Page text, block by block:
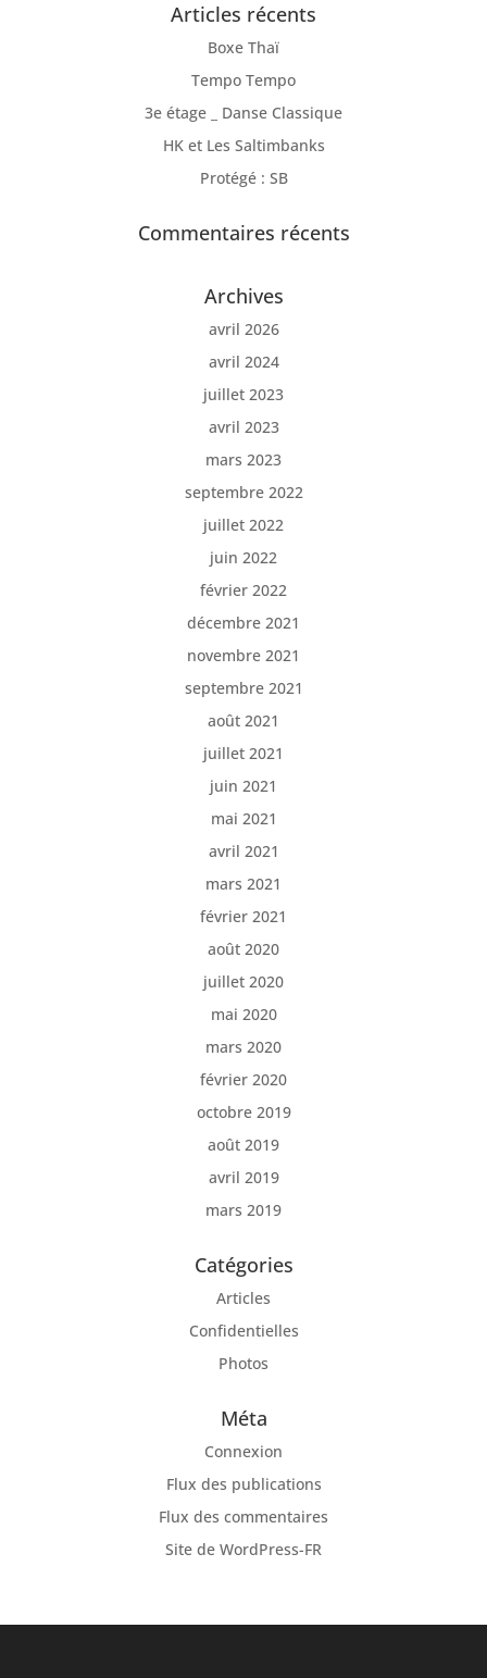
Articles récents
Boxe Thaï
Tempo Tempo
3e étage _ Danse Classique
HK et Les Saltimbanks
Protégé : SB
Commentaires récents
Archives
avril 2026
avril 2024
juillet 2023
avril 2023
mars 2023
septembre 2022
juillet 2022
juin 2022
février 2022
décembre 2021
novembre 2021
septembre 2021
août 2021
juillet 2021
juin 2021
mai 2021
avril 2021
mars 2021
février 2021
août 2020
juillet 2020
mai 2020
mars 2020
février 2020
octobre 2019
août 2019
avril 2019
mars 2019
Catégories
Articles
Confidentielles
Photos
Méta
Connexion
Flux des publications
Flux des commentaires
Site de WordPress-FR